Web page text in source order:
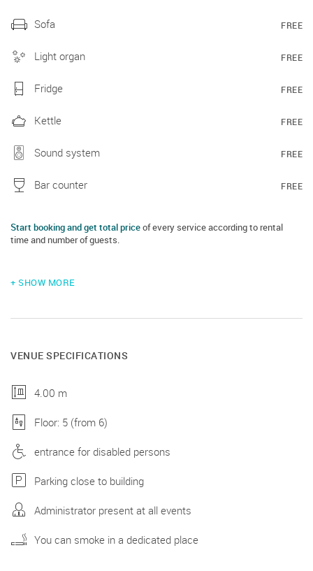
Sofa FREE
Light organ FREE
Fridge FREE
Kettle FREE
Sound system FREE
Bar counter FREE
Start booking and get total priceof every service according to rental
time and number of guests.
+ SHOW MORE
VENUE SPECIFICATIONS
4.00 m
Floor: 5 (from 6)
entrance for disabled persons
Parking close to building
Administrator present at all events
You can smoke in a dedicated place